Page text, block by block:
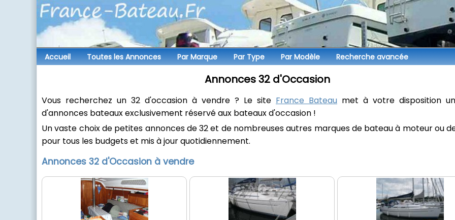
Accueil Toutes lesAnnonces ParMarque ParType ParModèle Recherche avancée
Annonces 32 d'Occasion
Vous recherchez un 32 d'occasion à vendre ? Le site France Bateau met à votre disposition
d'annonces bateaux exclusivement réservé aux bateaux d'occasion !
Un vaste choix de petites annonces de 32 et de nombreuses autres marques de bateau à moteur ou
pour tous les budgets et mis à jour quotidiennement.
Annonces 32 d'Occasion à vendre